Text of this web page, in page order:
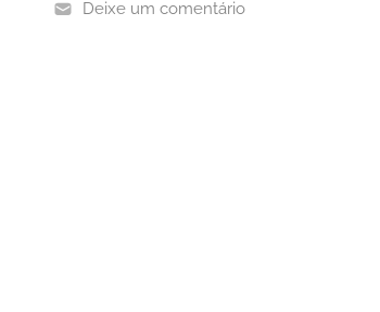
Deixe um comentário